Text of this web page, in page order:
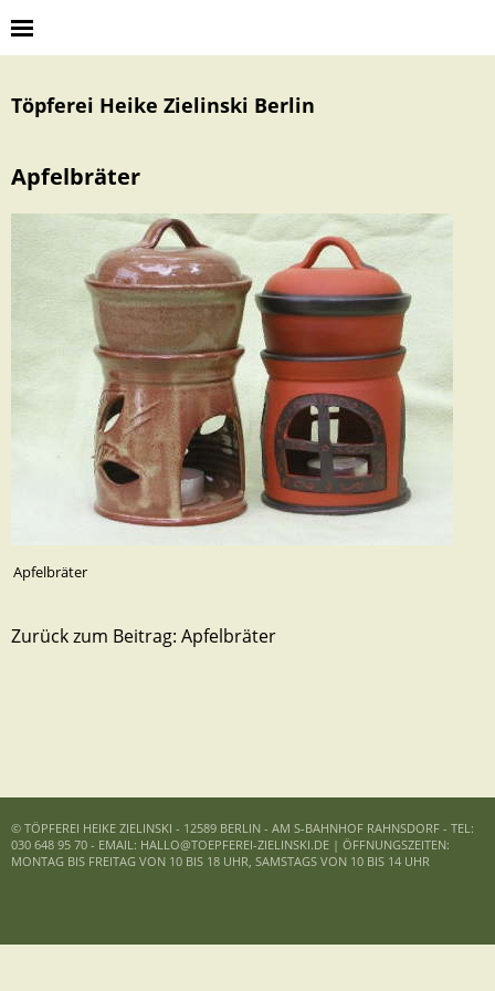
Töpferei Heike Zielinski Berlin
Apfelbräter
Apfelbräter
Zurück zum Beitrag: Apfelbräter
© TÖPFEREI HEIKE ZIELINSKI - 12589 BERLIN - AM S-BAHNHOF RAHNSDORF - TEL:
030 648 95 70 - EMAIL: HALLO@TOEPFEREI-ZIELINSKI.DE | ÖFFNUNGSZEITEN:
MONTAG BIS FREITAG VON 10 BIS 18 UHR, SAMSTAGS VON 10 BIS 14 UHR